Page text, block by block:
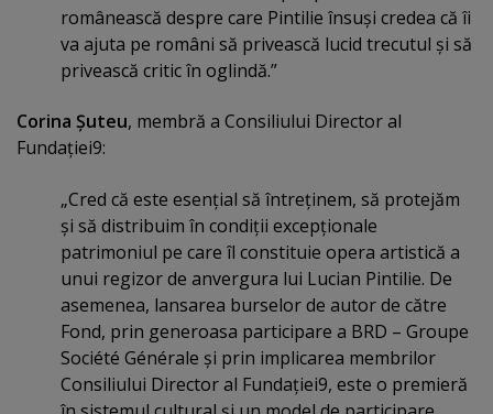
românească despre care Pintilie însuşi credea că îi
va ajuta pe români să privească lucid trecutul şi să
privească critic în oglindă.”
Corina Şuteu, membră a Consiliului Director al
Fundaţiei9:
„Cred că este esenţial să întreţinem, să protejăm
şi să distribuim în condiţii excepţionale
patrimoniul pe care îl constituie opera artistică a
unui regizor de anvergura lui Lucian Pintilie. De
asemenea, lansarea burselor de autor de către
Fond, prin generoasa participare a BRD – Groupe
Société Générale şi prin implicarea membrilor
Consiliului Director al Fundaţiei9, este o premieră